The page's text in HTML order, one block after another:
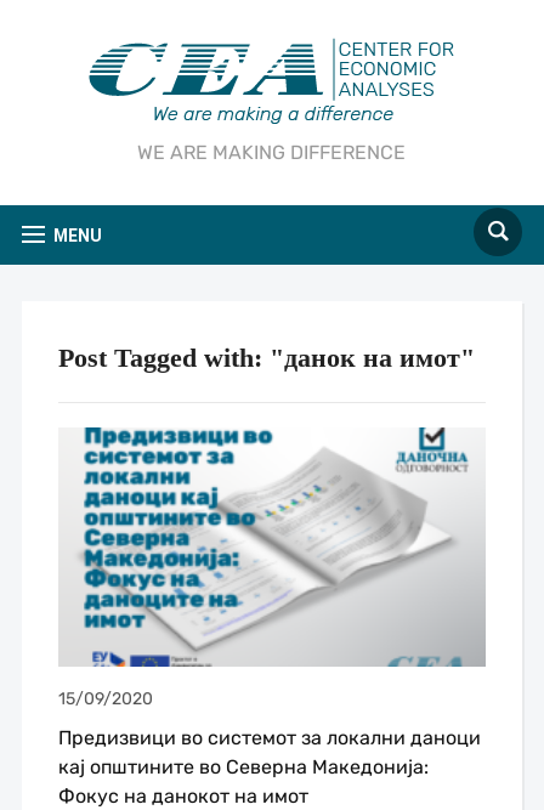
WE ARE MAKING DIFFERENCE
MENU
Post Tagged with: "данок на имот"
15/09/2020
Предизвици во системот за локални даноци
кај општините во Северна Македонија:
Фокус на данокот на имот